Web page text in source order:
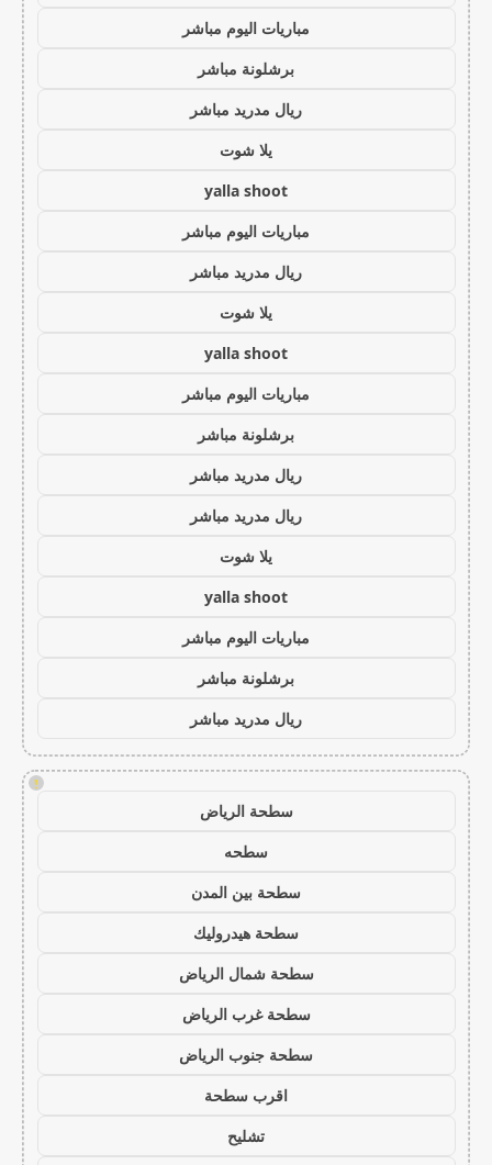
مباريات اليوم مباشر
برشلونة مباشر
ريال مدريد مباشر
يلا شوت
yalla shoot
مباريات اليوم مباشر
ريال مدريد مباشر
يلا شوت
yalla shoot
مباريات اليوم مباشر
برشلونة مباشر
ريال مدريد مباشر
ريال مدريد مباشر
يلا شوت
yalla shoot
مباريات اليوم مباشر
برشلونة مباشر
ريال مدريد مباشر
!
سطحة الرياض
سطحه
سطحة بين المدن
سطحة هيدروليك
سطحة شمال الرياض
سطحة غرب الرياض
سطحة جنوب الرياض
اقرب سطحة
تشليح